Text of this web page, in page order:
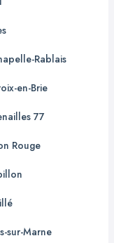
Rablais
en-Brie
77
Rouge
sur-Marne